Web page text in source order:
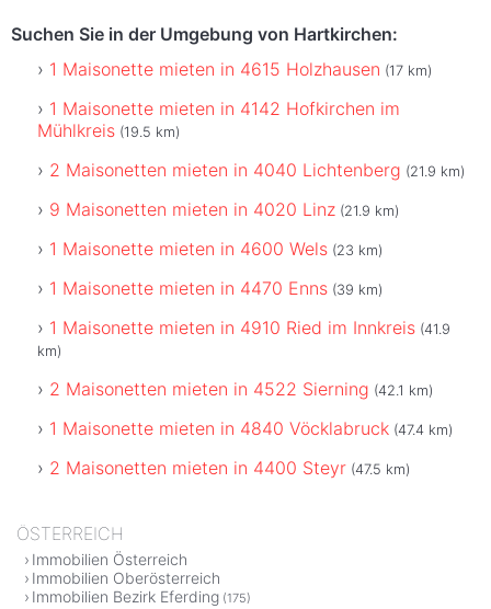
Suchen Sie in der Umgebung von Hartkirchen:
1 Maisonette mieten in 4615 Holzhausen (17 km)
1 Maisonette mieten in 4142 Hofkirchen im
Mühlkreis (19.5 km)
2 Maisonetten mieten in 4040 Lichtenberg (21.9 km)
9 Maisonetten mieten in 4020 Linz (21.9 km)
1 Maisonette mieten in 4600 Wels (23 km)
1 Maisonette mieten in 4470 Enns (39 km)
1 Maisonette mieten in 4910 Ried im Innkreis (41.9
km)
2 Maisonetten mieten in 4522 Sierning (42.1 km)
1 Maisonette mieten in 4840 Vöcklabruck (47.4 km)
2 Maisonetten mieten in 4400 Steyr (47.5 km)
ÖSTERREICH
Immobilien Österreich
Immobilien Oberösterreich
Immobilien Bezirk Eferding (175)